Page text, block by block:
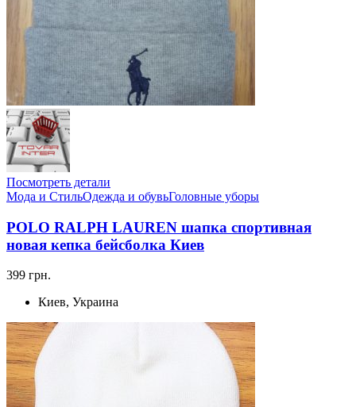
Посмотреть детали
Мода и СтильОдежда и обувьГоловные уборы
POLO RALPH LAUREN шапка спортивная
новая кепка бейсболка Киев
399 грн.
Киев, Украина